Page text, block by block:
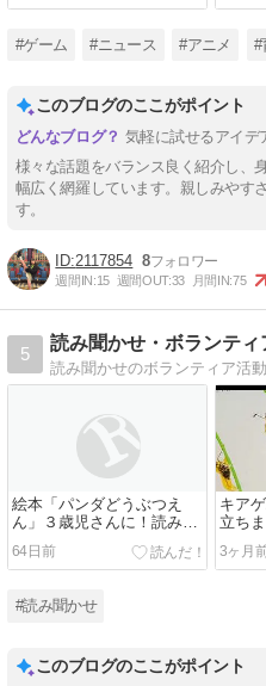
#ゲーム #ニュース #アニメ #
このブログのここがポイント
気軽に試せるアイデ
様々な話題をバランス良く紹介し、
幅広く網羅しています。親しみやす
す。
2117854 8
週間IN:15 週間OUT:33 月間IN:75
5
読み聞かせ・ボランテ
絵本「パンダどうぶつえ
ん」３歳児さんに！読み聞
かせ。
64日前
キア
立ち
3ヶ月
#読み聞かせ
このブログのここがポイント